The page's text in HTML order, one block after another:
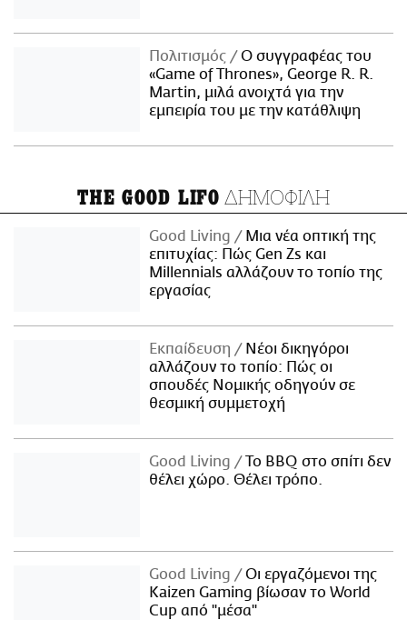
Πολιτισμός
Ο συγγραφέας του
«Game of Thrones», George R. R.
Martin, μιλά ανοιχτά για την
εμπειρία του με την κατάθλιψη
THE GOOD LIFO ΔΗΜΟΦΙΛΗ
Good Living
Μια νέα οπτική της
επιτυχίας: Πώς Gen Zs και
Millennials αλλάζουν το τοπίο της
εργασίας
Εκπαίδευση
Νέοι δικηγόροι
αλλάζουν το τοπίο: Πώς οι
σπουδές Νομικής οδηγούν σε
θεσμική συμμετοχή
Good Living
Το BBQ στο σπίτι δεν
θέλει χώρο. Θέλει τρόπο.
Good Living
Οι εργαζόμενοι της
Kaizen Gaming βίωσαν το World
Cup από "μέσα"